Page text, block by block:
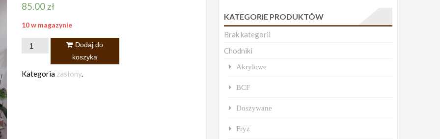
85.00 zł
10 w magazynie
ilość
welwetowa
Dodaj do
koszyka
Kategoria zasłony.
KATEGORIE PRODUKTÓW
Brak kategorii
Chodniki
Akrylowe
BCF
Doszywane
Fryz